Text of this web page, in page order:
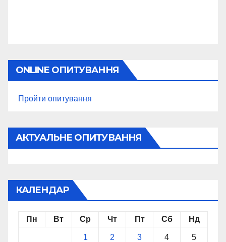
ONLINE ОПИТУВАННЯ
Пройти опитування
АКТУАЛЬНЕ ОПИТУВАННЯ
КАЛЕНДАР
Пн Вт Ср Чт Пт Сб Нд
1 2 3 4 5